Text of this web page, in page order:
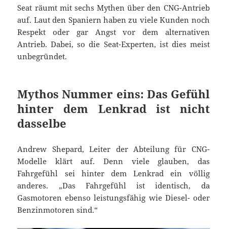
Seat räumt mit sechs Mythen über den CNG-Antrieb
auf. Laut den Spaniern haben zu viele Kunden noch
Respekt oder gar Angst vor dem alternativen
Antrieb. Dabei, so die Seat-Experten, ist dies meist
unbegründet.
Mythos Nummer eins: Das Gefühl
hinter dem Lenkrad ist nicht
dasselbe
Andrew Shepard, Leiter der Abteilung für CNG-
Modelle klärt auf. Denn viele glauben, das
Fahrgefühl sei hinter dem Lenkrad ein völlig
anderes. „Das Fahrgefühl ist identisch, da
Gasmotoren ebenso leistungsfähig wie Diesel- oder
Benzinmotoren sind.“